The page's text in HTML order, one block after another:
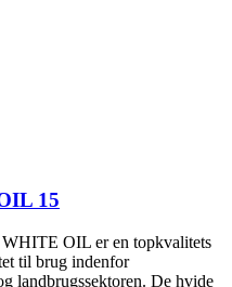
15
OIL er en topkvalitets
til brug indenfor
landbrugssektoren. De hvide